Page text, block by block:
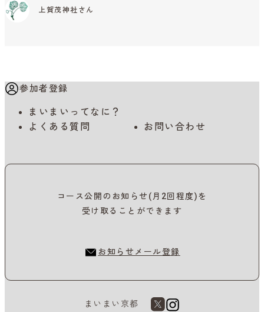
上賀茂神社さん
参加者登録
まいまいってなに？
よくある質問
お問い合わせ
コース公開のお知らせ(月2回程度)を
受け取ることができます
お知らせメール登録
まいまい京都